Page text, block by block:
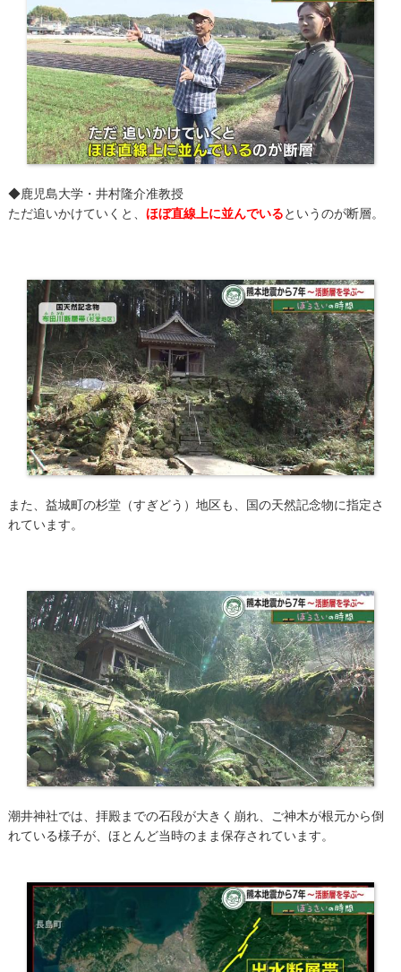
​◆鹿児島大学・井村隆介准教授
ただ追いかけていくと、 ほぼ直線上に並んでいるというのが断層。
また、益城町の杉堂（すぎどう）地区も、国の天然記念物に指定さ
れています。
潮井神社では、拝殿までの石段が大きく崩れ、ご神木が根元から倒
れている様子が、ほとんど当時のまま保存されています。